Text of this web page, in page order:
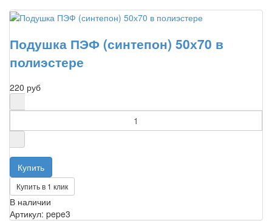
Подушка ПЭФ (синтепон) 50х70 в
полиэстере
220 руб
Купить в 1 клик
В наличии
Артикул: pepe3